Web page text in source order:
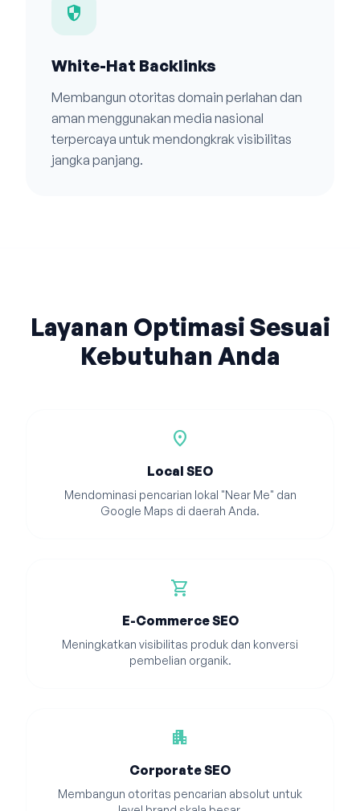
security
White-Hat Backlinks
Membangun otoritas domain perlahan dan
aman menggunakan media nasional
terpercaya untuk mendongkrak visibilitas
jangka panjang.
Layanan Optimasi Sesuai
Kebutuhan Anda
location_on
Local SEO
Mendominasi pencarian lokal "Near Me" dan
Google Maps di daerah Anda.
shopping_cart
E-Commerce SEO
Meningkatkan visibilitas produk dan konversi
pembelian organik.
apartment
Corporate SEO
Membangun otoritas pencarian absolut untuk